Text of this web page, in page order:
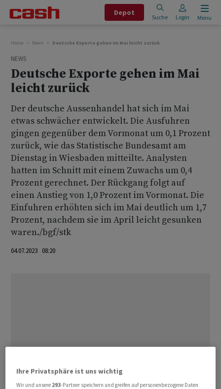
Depot
Suche Login Menu
Home News Deutsche Exporte gehen im Mai leicht zurück
NEWS
Deutsche Exporte gehen im Mai
leicht zurück
Der deutsche Aussenhandel hat sich im Mai
etwas schwächer entwickelt. Die Ausfuhren
gingen gegenüber dem Vormonat um 0,1 Prozent
zurück, wie das Statistische Bundesamt am
Dienstag in Wiesbaden mitteilte. Analysten
hatten im Schnitt mit einem Zuwachs um 0,4
Prozent gerechnet. Der Rückgang folgt auf
einen Anstieg von 1,0 Prozent im Vormonat. Die
Einfuhren erhöhten sich im Mai deutlich um 1,7
Prozent, nachdem sie im April leicht gesunken
waren./bgf/stk
04.07.2023 08:20
Ihre Privatsphäre ist uns wichtig
Wir und unsere 293-Partner speichern und greifen auf personenbezogene Daten